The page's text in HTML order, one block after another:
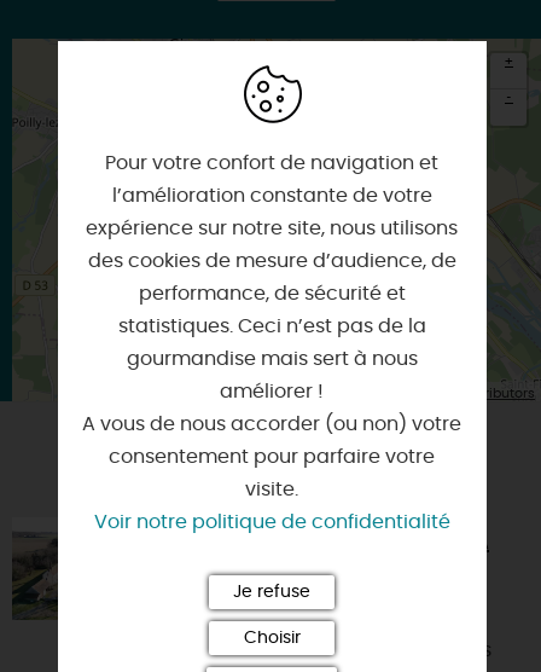
Itinéraire vers
+
-
Leaflet | Map data © OpenStreetMap contributors
VOUS AIMEREZ AUSSI
GÎTE "AU CLAIR DE LUNE" DE LA
FERME DU BUISSON
45250 - BRIARE
L'ancienne "ferme du Buisson" vous
Pour votre confort de navigation et
l’amélioration constante de votre
expérience sur notre site, nous utilisons
des cookies de mesure d’audience, de
performance, de sécurité et
statistiques. Ceci n’est pas de la
gourmandise mais sert à nous
améliorer !
A vous de nous accorder (ou non) votre
consentement pour parfaire votre
visite.
Voir notre politique de confidentialité
Je refuse
Choisir